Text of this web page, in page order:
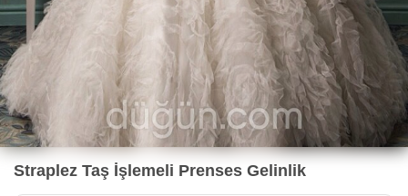
Straplez Taş İşlemeli Prenses Gelinlik